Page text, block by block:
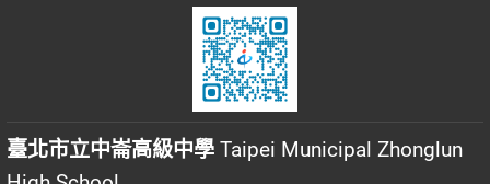
臺北市立中崙高級中學 Taipei Municipal Zhonglun